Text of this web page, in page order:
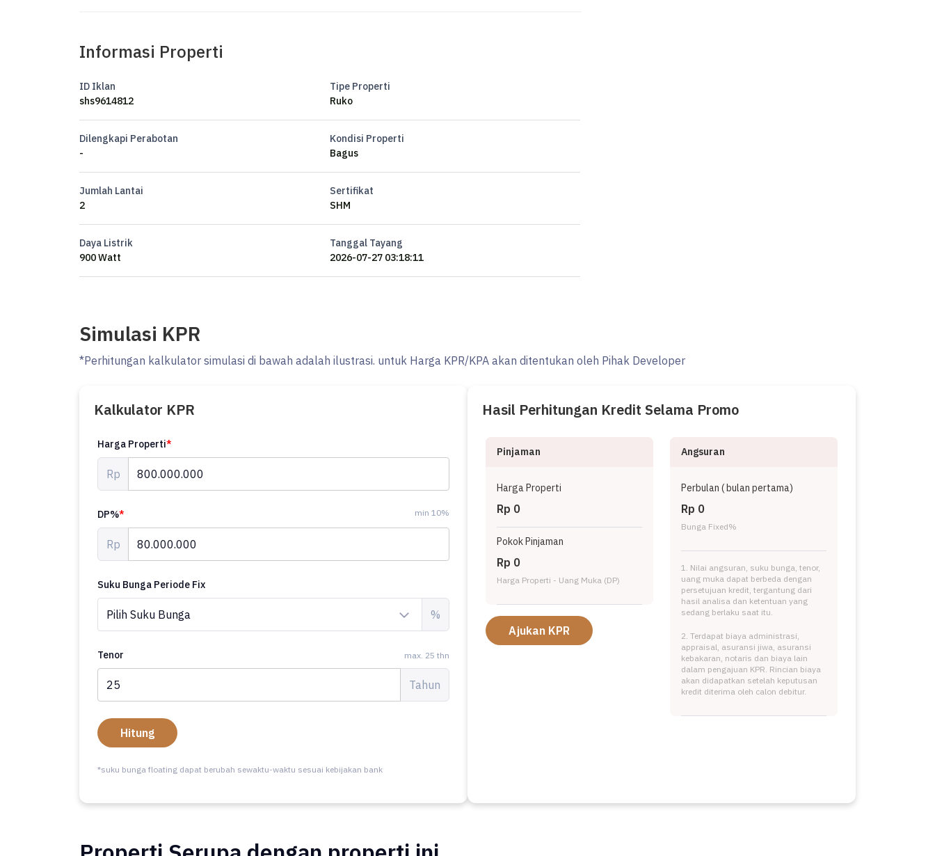
Informasi Properti
ID Iklan
shs9614812
Tipe Properti
Ruko
Dilengkapi Perabotan
-
Kondisi Properti
Bagus
Jumlah Lantai
2
Sertifikat
SHM
Daya Listrik
900 Watt
Tanggal Tayang
2026-07-27 03:18:11
Simulasi KPR
*Perhitungan kalkulator simulasi di bawah adalah ilustrasi. untuk Harga KPR/KPA akan ditentukan oleh Pihak Developer
Kalkulator KPR
Harga Properti*
Rp
DP%* min 10%
Rp
Suku Bunga Periode Fix
%
Tenor max. 25 thn
Tahun
Hitung
*suku bunga floating dapat berubah sewaktu-waktu sesuai kebijakan bank
Hasil Perhitungan Kredit Selama Promo
Pinjaman
Harga Properti
Rp 0
Pokok Pinjaman
Rp 0
Harga Properti - Uang Muka (DP)
Ajukan KPR
Angsuran
Perbulan (bulan pertama)
Rp 0
Bunga Fixed%
1. Nilai angsuran, suku bunga, tenor,
uang muka dapat berbeda dengan
persetujuan kredit, tergantung dari
hasil analisa dan ketentuan yang
sedang berlaku saat itu.
2. Terdapat biaya administrasi,
appraisal, asuransi jiwa, asuransi
kebakaran, notaris dan biaya lain
dalam pengajuan KPR. Rincian biaya
akan didapatkan setelah keputusan
kredit diterima oleh calon debitur.